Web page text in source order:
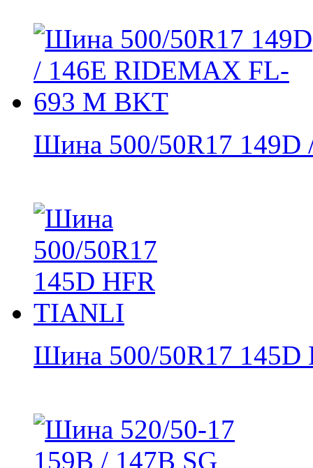
Шина 500/50R17 149D
Шина 500/50R17